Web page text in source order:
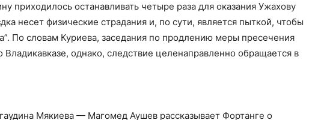
приходилось останавливать четыре раза для оказания Ужахову
несет физические страдания и, по сути, является пыткой, чтобы
По словам Куриева, заседания по продлению меры пресечения
однако, следствие целенаправленно обращается в
Мякиева — Магомед Аушев рассказывает Фортанге о